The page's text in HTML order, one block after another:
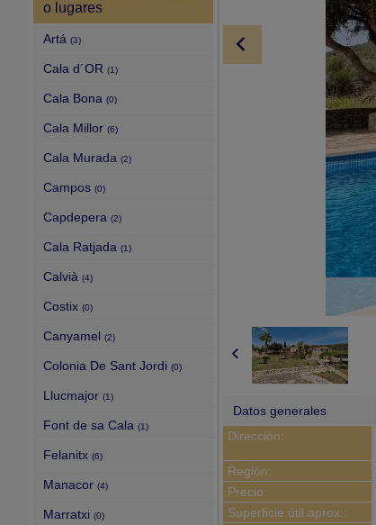
o lugares
Artá (3)
Cala d´OR (1)
Cala Bona (0)
Cala Millor (6)
Cala Murada (2)
Campos (0)
Capdepera (2)
Cala Ratjada (1)
Calvià (4)
Costix (0)
Canyamel (2)
Colonia De Sant Jordi (0)
Llucmajor (1)
Font de sa Cala (1)
Felanitx (6)
Manacor (4)
Marratxi (0)
Datos generales
Dirección:
Región:
Precio:
Superficie útil aprox.: